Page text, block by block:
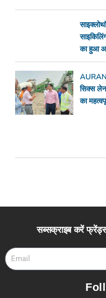
का हुआ
सिक्स लेन
का
सब्सक्राइब करें